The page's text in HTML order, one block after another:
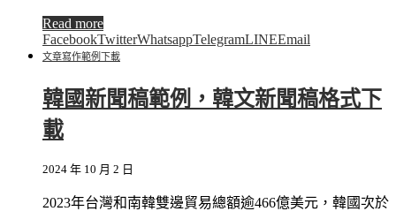
Read more
FacebookTwitterWhatsappTelegramLINEEmail
文章寫作範例下載
韓國新聞稿範例，韓文新聞稿格式下
載
2024 年 10 月 2 日
2023年台灣和南韓雙邊貿易總額逾466億美元，韓國次於